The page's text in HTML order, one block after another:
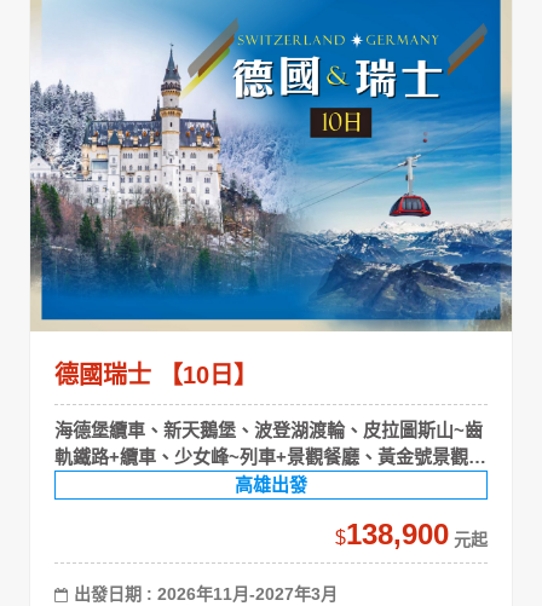
德國瑞士 【10日】
海德堡纜車、新天鵝堡、波登湖渡輪、皮拉圖斯山~齒
軌鐵路+纜車、少女峰~列車+景觀餐廳、黃金號景觀列
高雄出發
$138,900
出發日期 : 2026年11月-2027年3月